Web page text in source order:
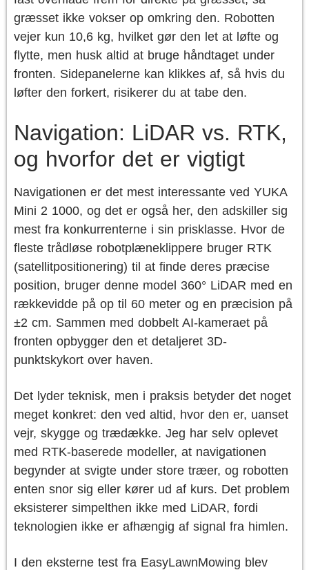
græsset ikke vokser op omkring den. Robotten
vejer kun 10,6 kg, hvilket gør den let at løfte og
flytte, men husk altid at bruge håndtaget under
fronten. Sidepanelerne kan klikkes af, så hvis du
løfter den forkert, risikerer du at tabe den.
Navigation: LiDAR vs. RTK,
og hvorfor det er vigtigt
Navigationen er det mest interessante ved YUKA
Mini 2 1000, og det er også her, den adskiller sig
mest fra konkurrenterne i sin prisklasse. Hvor de
fleste trådløse robotplæneklippere bruger RTK
(satellitpositionering) til at finde deres præcise
position, bruger denne model 360° LiDAR med en
rækkevidde på op til 60 meter og en præcision på
±2 cm. Sammen med dobbelt AI-kameraet på
fronten opbygger den et detaljeret 3D-
punktskykort over haven.
Det lyder teknisk, men i praksis betyder det noget
meget konkret: den ved altid, hvor den er, uanset
vejr, skygge og trædække. Jeg har selv oplevet
med RTK-baserede modeller, at navigationen
begynder at svigte under store træer, og robotten
enten snor sig eller kører ud af kurs. Det problem
eksisterer simpelthen ikke med LiDAR, fordi
teknologien ikke er afhængig af signal fra himlen.
I den eksterne test fra EasyLawnMowing blev